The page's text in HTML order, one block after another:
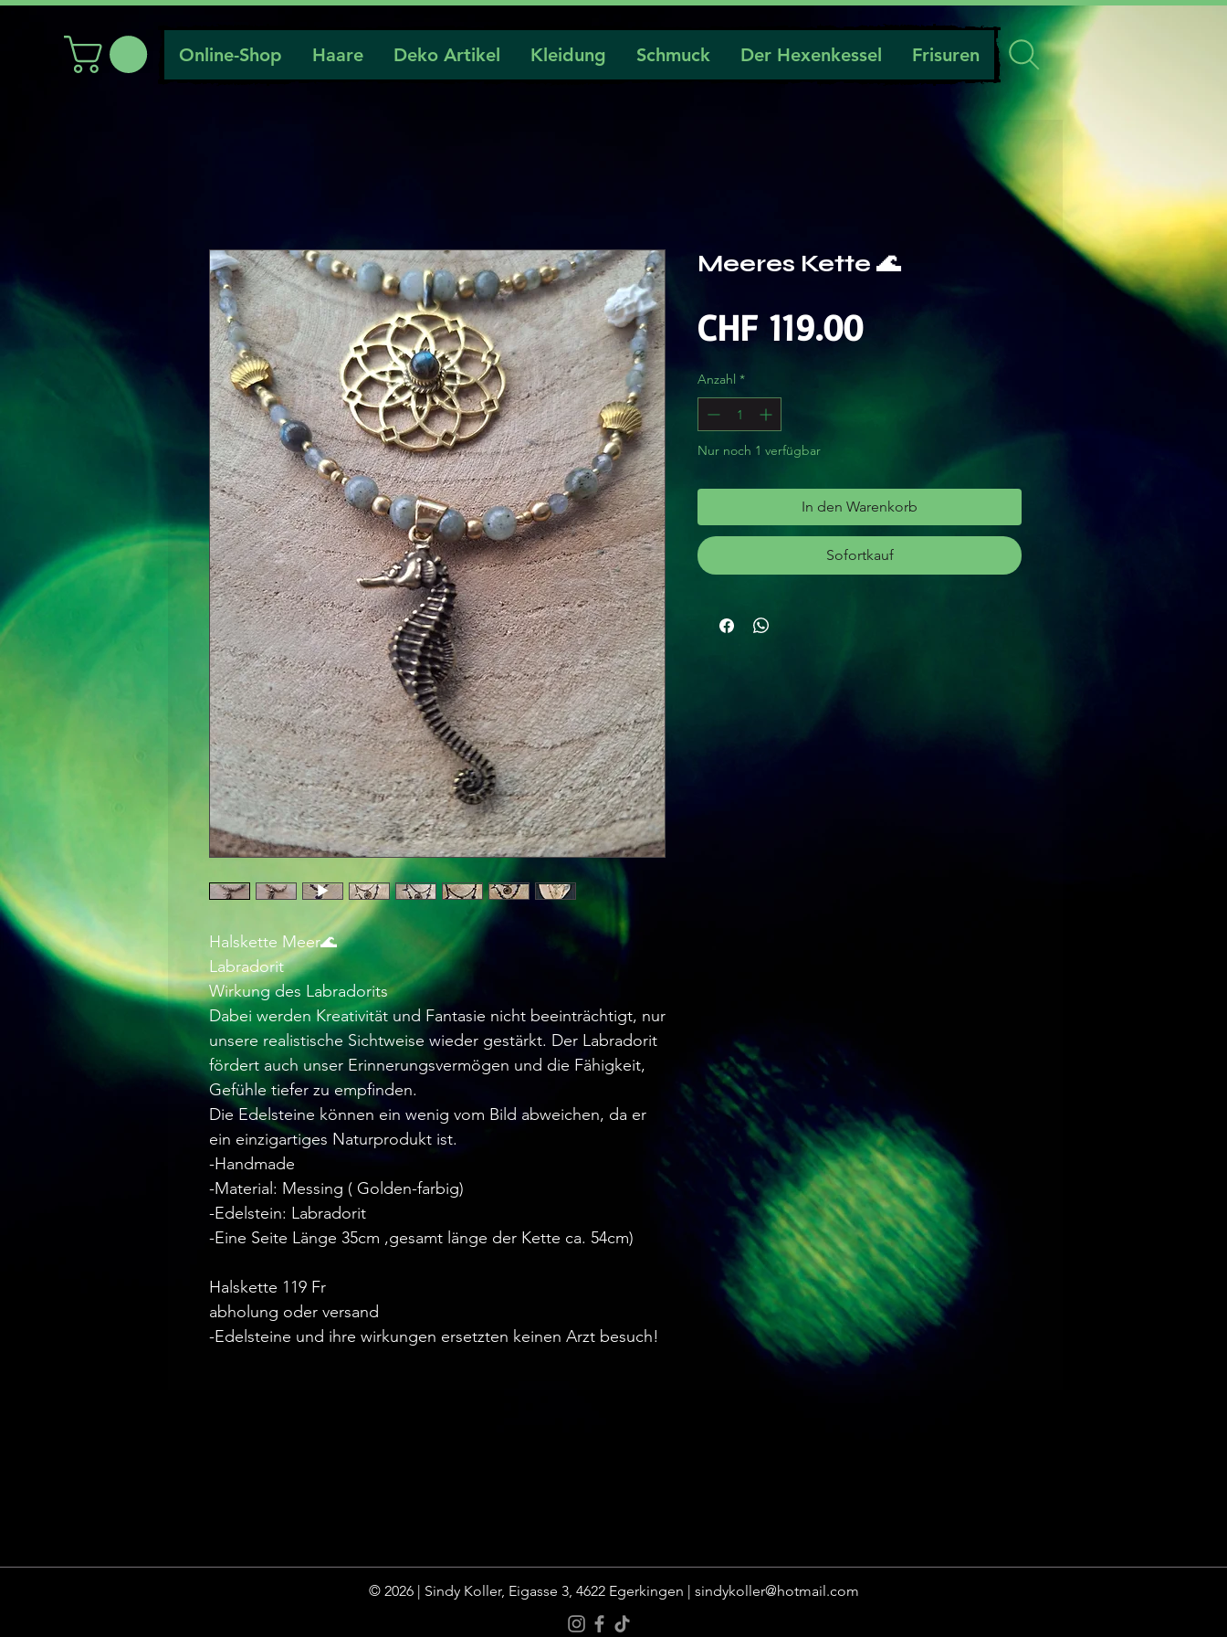
Online-Shop Haare Deko Artikel Kleidung Schmuck Der Hexenkessel Frisuren
Halskette Meer🌊
Labradorit
Wirkung des Labradorits
Dabei werden Kreativität und Fantasie nicht beeinträchtigt, nur
unsere realistische Sichtweise wieder gestärkt. Der Labradorit
fördert auch unser Erinnerungsvermögen und die Fähigkeit,
Gefühle tiefer zu empfinden.
Die Edelsteine können ein wenig vom Bild abweichen, da er
ein einzigartiges Naturprodukt ist.
-Handmade
-Material: Messing ( Golden-farbig)
-Edelstein: Labradorit
-Eine Seite Länge 35cm ,gesamt länge der Kette ca. 54cm)
Halskette 119 Fr
abholung oder versand
-Edelsteine und ihre wirkungen ersetzten keinen Arzt besuch!
Meeres Kette 🌊
CHF 119.00Preis
Anzahl *
Nur noch 1 verfügbar
In den Warenkorb
Sofortkauf
© 2026 | Sindy Koller, Eigasse 3, 4622 Egerkingen | sindykoller@hotmail.com